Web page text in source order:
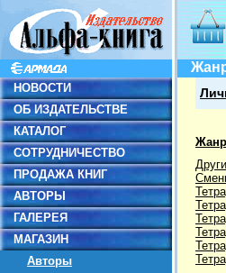
НОВОСТИ
ОБ ИЗДАТЕЛЬСТВЕ
КАТАЛОГ
СОТРУДНИЧЕСТВО
ПРОДАЖА КНИГ
АВТОРЫ
ГАЛЕРЕЯ
МАГАЗИН
Авторы